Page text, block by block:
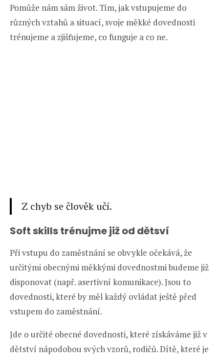
Pomůže nám sám život. Tím, jak vstupujeme do
různých vztahů a situací, svoje měkké dovednosti
trénujeme a zjišťujeme, co funguje a co ne.
Z chyb se člověk učí.
Soft skills trénujme již od dětsví
Při vstupu do zaměstnání se obvykle očekává, že
určitými obecnými měkkými dovednostmi budeme již
disponovat (např. asertivní komunikace). Jsou to
dovednosti, které by měl každý ovládat ještě před
vstupem do zaměstnání.
Jde o určité obecné dovednosti, které získáváme již v
dětství nápodobou svých vzorů, rodičů. Dítě, které je